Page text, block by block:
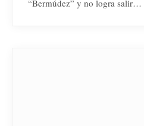
“Bermúdez” y no logra salir…